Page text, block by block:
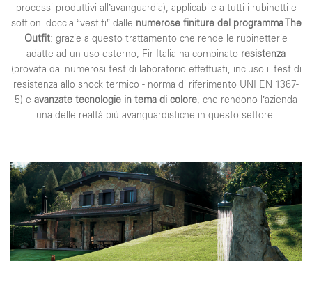
processi produttivi all’avanguardia), applicabile a tutti i rubinetti e
soffioni doccia “vestiti” dalle numerose finiture del programma The
Outfit: grazie a questo trattamento che rende le rubinetterie
adatte ad un uso esterno, Fir Italia ha combinato resistenza
(provata dai numerosi test di laboratorio effettuati, incluso il test di
resistenza allo shock termico - norma di riferimento UNI EN 1367-
5) e avanzate tecnologie in tema di colore, che rendono l’azienda
una delle realtà più avanguardistiche in questo settore.